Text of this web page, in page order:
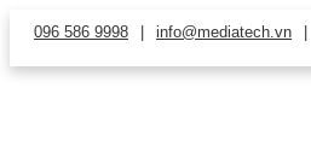
096 586 9998 info@mediatech.vn